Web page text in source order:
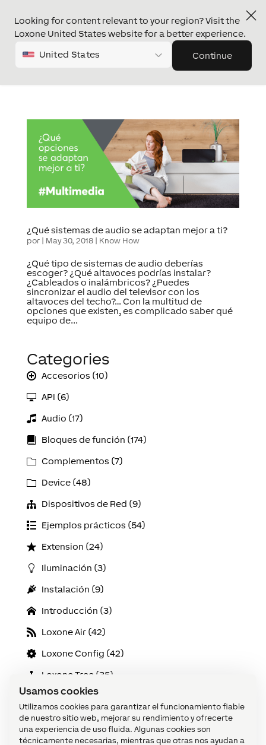
Usamos cookies
Utilizamos cookies para garantizar el funcionamiento fiable
de nuestro sitio web, mejorar su rendimiento y ofrecerte
una experiencia de uso fluida. Algunas cookies son
técnicamente necesarias, mientras que otras nos ayudan a
Looking for content relevant to your region? Visit the
Loxone United States website for a better experience.
United States Continue
¿Qué sistemas de audio se adaptan mejor a ti?
por May 30, 2018| Know How
¿Qué tipo de sistemas de audio deberías
escoger? ¿Qué altavoces podrías instalar?
¿Cableados o inalámbricos? ¿Puedes
sincronizar el audio del televisor con los
altavoces del techo?… Con la multitud de
opciones que existen, es complicado saber qué
equipo de...
Categories
Accesorios (10)
API (6)
Audio (17)
Bloques de función (174)
Complementos (7)
Device (48)
Dispositivos de Red (9)
Ejemplos prácticos (54)
Extension (24)
Iluminación (3)
Instalación (9)
Introducción (3)
Loxone Air (42)
Loxone Config (42)
Loxone Tree (35)
Mantenimiento y diagnóstico (13)
Miniserver (14)
Servicios Online (5)